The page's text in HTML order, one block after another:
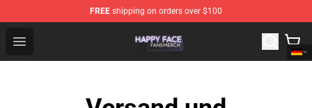
FREE shipping on orders over $100
Open menu
Happy Face Shop - Official Happy Face Merchandise